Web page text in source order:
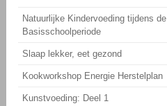
Natuurlijke Kindervoeding tijdens de
Basisschoolperiode
Slaap lekker, eet gezond
Kookworkshop Energie Herstelplan
Kunstvoeding: Deel 1